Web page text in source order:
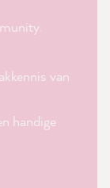
van
handige